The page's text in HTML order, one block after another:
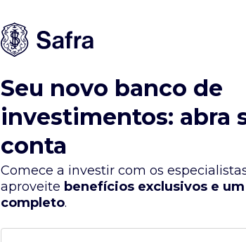
Seu novo banco de
investimentos: abra
conta
Comece a investir com os
aproveite benefícios exclusivos e
completo.